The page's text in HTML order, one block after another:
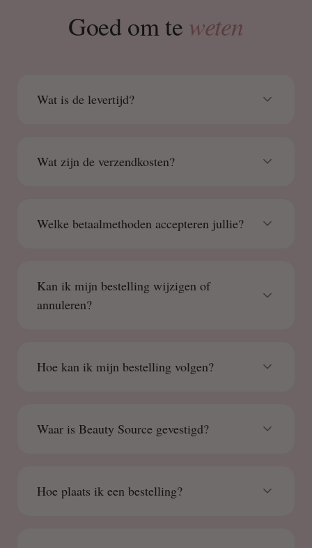
Goed om te weten
Wat is de levertijd?
Wat zijn de verzendkosten?
Welke betaalmethoden accepteren jullie?
Kan ik mijn bestelling wijzigen of
annuleren?
Hoe kan ik mijn bestelling volgen?
Waar is Beauty Source gevestigd?
Hoe plaats ik een bestelling?